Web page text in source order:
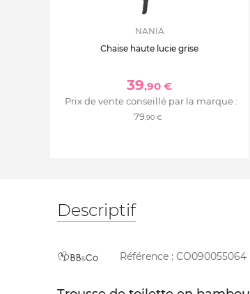
NANIA
Chaise haute lucie grise
39,90 €
Prix de vente conseillé par la marque :
79,90 €
Descriptif
Référence : CO090055064